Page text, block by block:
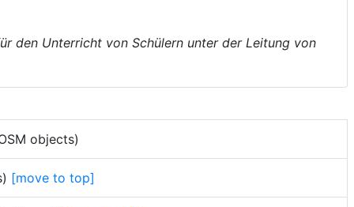
den Unterricht von Schülern unter der Leitung von
objects)
[move to top]